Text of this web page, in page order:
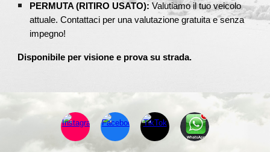
PERMUTA (RITIRO USATO): Valutiamo il tuo veicolo
attuale. Contattaci per una valutazione gratuita e senza
impegno!
Disponibile per visione e prova su strada.